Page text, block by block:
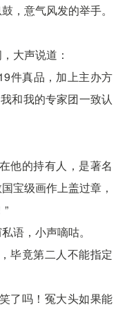
，意气风发的举手。
大声说道：
件真品，加上主办方
和我的专家团一致认
他的持有人，是著名
宝级画作上盖过章，
语，小声嘀咕。
毕竟第二人不能指定
了吗！冤大头如果能